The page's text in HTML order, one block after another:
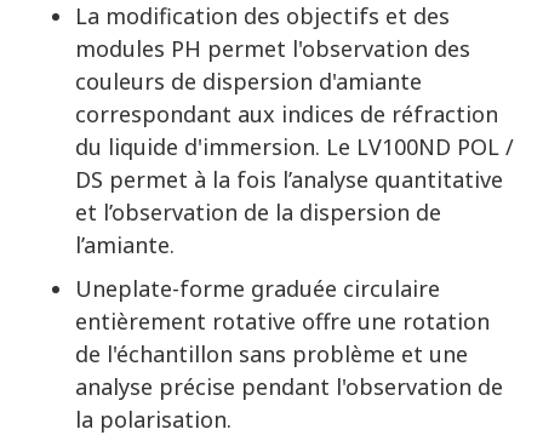
La modification des objectifs et des
modules PH permet l'observation des
couleurs de dispersion d'amiante
correspondant aux indices de réfraction
du liquide d'immersion. Le LV100ND POL /
DS permet à la fois l’analyse quantitative
et l’observation de la dispersion de
l’amiante.
Uneplate-forme graduée circulaire
entièrement rotative offre une rotation
de l'échantillon sans problème et une
analyse précise pendant l'observation de
la polarisation.